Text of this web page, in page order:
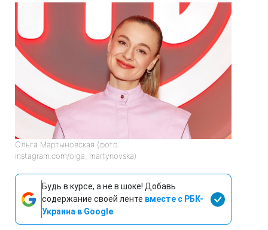
Ольга Мартыновская (фото:
instagram.com/olga_martynovska)
Будь в курсе, а не в шоке! Добавь
содержание своей ленте вместе с РБК-
Украина в Google